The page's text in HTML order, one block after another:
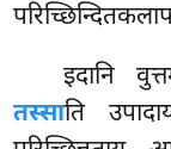
इदानि
तस्साति